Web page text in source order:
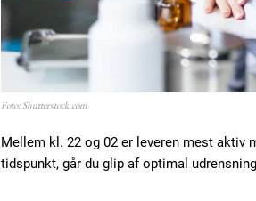
Foto: Shutterstock.com
Mellem kl. 22 og 02 er leveren mest aktiv
tidspunkt, går du glip af optimal